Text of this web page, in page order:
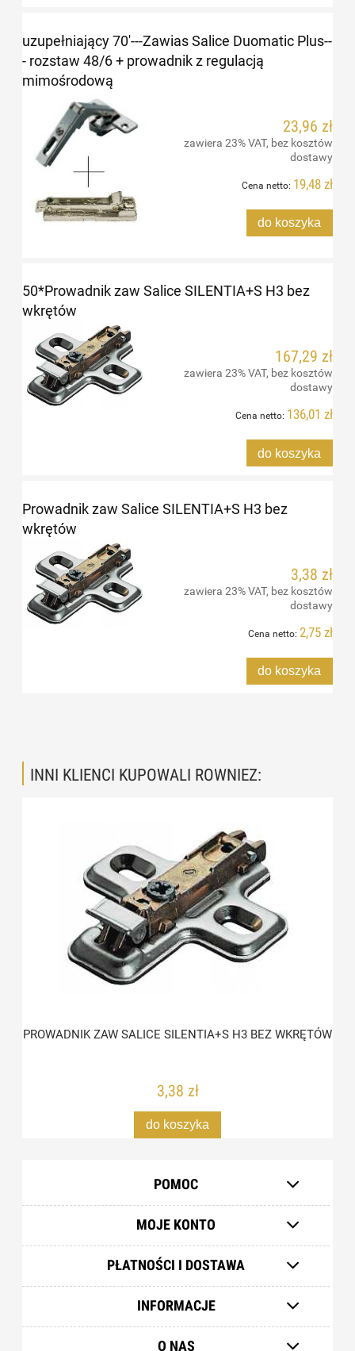
uzupełniający 70'---Zawias Salice Duomatic Plus--
- rozstaw 48/6 + prowadnik z regulacją
mimośrodową
23,96 zł
zawiera 23% VAT, bez kosztów
dostawy
Cena netto: 19,48 zł
do koszyka
50*Prowadnik zaw Salice SILENTIA+S H3 bez
wkrętów
167,29 zł
zawiera 23% VAT, bez kosztów
dostawy
Cena netto: 136,01 zł
do koszyka
Prowadnik zaw Salice SILENTIA+S H3 bez
wkrętów
3,38 zł
zawiera 23% VAT, bez kosztów
dostawy
Cena netto: 2,75 zł
do koszyka
INNI KLIENCI KUPOWALI ROWNIEZ:
PROWADNIK ZAW SALICE SILENTIA+S H3 BEZ WKRĘTÓW
3,38 zł
do koszyka
POMOC
MOJE KONTO
PŁATNOŚCI I DOSTAWA
INFORMACJE
O NAS